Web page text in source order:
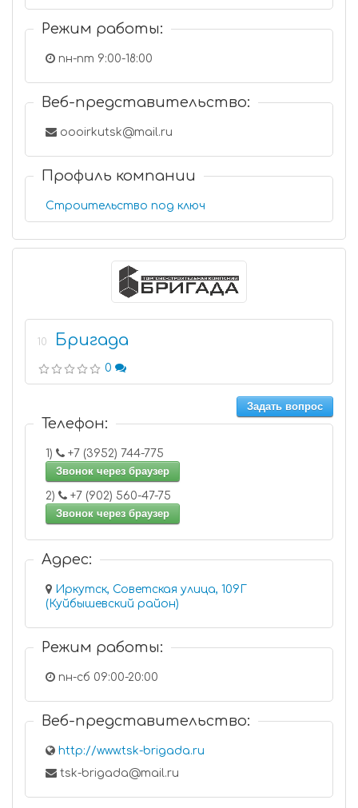
Режим работы:
пн-пт 9:00-18:00
Веб-представительство:
oooirkutsk@mail.ru
Профиль компании
Строительство под ключ
10 Бригада
0
Задать вопрос
Телефон:
1)
+7 (3952) 744-775
Звонок через браузер
2)
+7 (902) 560-47-75
Звонок через браузер
Адрес:
Иркутск, Советская улица, 109Г
(Куйбышевский район)
Режим работы:
пн-сб 09:00-20:00
Веб-представительство:
http://www.tsk-brigada.ru
tsk-brigada@mail.ru